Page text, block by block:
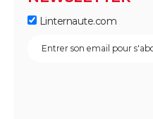
Linternaute.com